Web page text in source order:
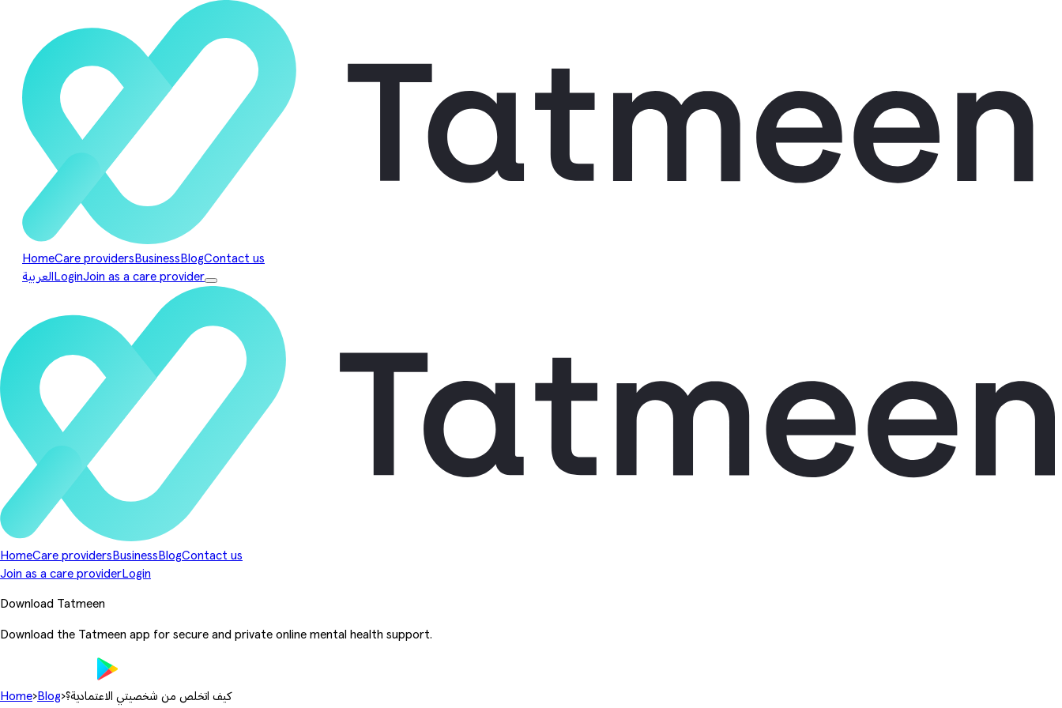
HomeCare providers Business BlogContact us
العربية LoginJoin as a care provider
HomeCare providers Business BlogContact us
Join as a care provider Login
Download Tatmeen
Download the Tatmeen app for secure and private online mental health support.
Home› Blog›كيف اتخلص من شخصيتي الاعتمادية؟